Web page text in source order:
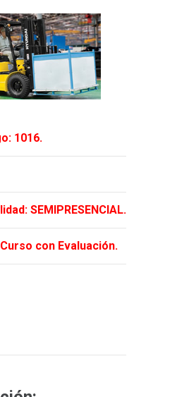
1016.
SEMIPRESENCIAL.
con Evaluación.